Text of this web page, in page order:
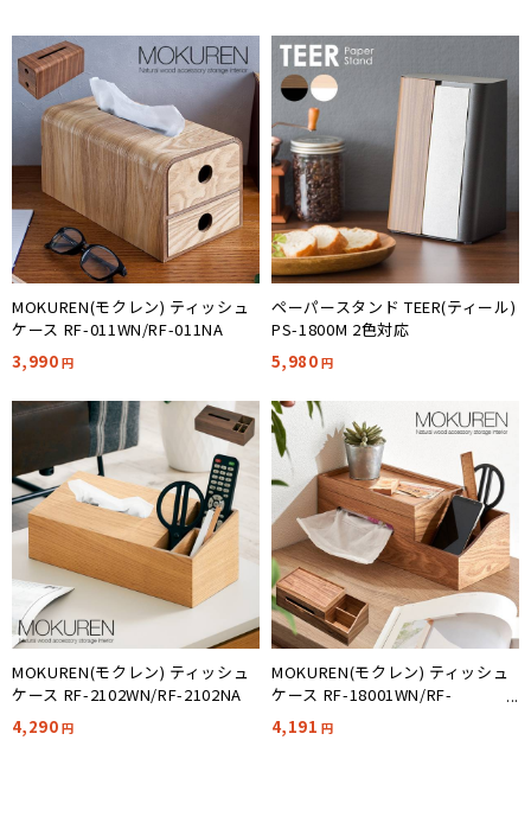
MOKUREN(モクレン) ティッシュ
ケース RF-011WN/RF-011NA
3,990円
ペーパースタンド TEER(ティール)
PS-1800M 2色対応
5,980円
MOKUREN(モクレン) ティッシュ
ケース RF-2102WN/RF-2102NA
4,290円
MOKUREN(モクレン) ティッシュ
ケース RF-18001WN/RF-
18001NA
4,191円